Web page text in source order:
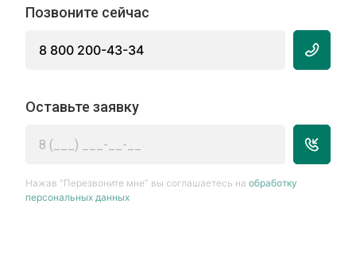
Позвоните сейчас
8 800 200-43-34
Оставьте заявку
Нажав “Перезвоните мне” вы соглашаетесь наобработку
персональных данных